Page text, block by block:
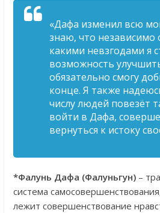
«Дафа изменил всю
знаю, что независимо
какими невзгодами я
возможность
обязательно смогу
конце. Я также
числу людей повезёт
войти в Дафа,
вернуться к истоку
*Фалунь Дафа (Фалуньгун)–
система
лежит совершенствование